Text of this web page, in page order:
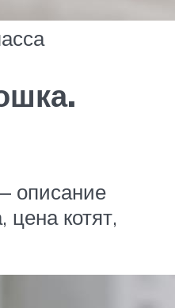
описание
цена котят,